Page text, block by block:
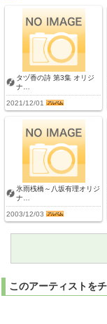
タヅ香の詩 第3集 オリジ
ナ…
2021/12/01
氷雨桟橋～八坂有理オリジ
ナ…
2003/12/03
このアーティストを